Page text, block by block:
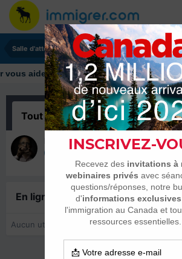
Salle d'attente - échanges de dates
aider tout au long de votre transition
Tout(1)
katalonb
21 mars 2018
En ligne récemment0 membre est en
Aucun utilisateur enregistré regarde cette